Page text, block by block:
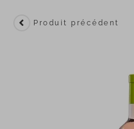
Produit précédent